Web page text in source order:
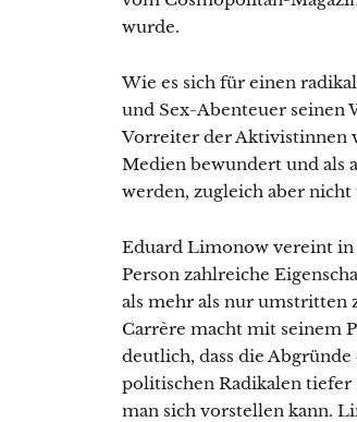
wurde.
Wie es sich für einen
und Sex-Abenteuer seinen
Vorreiter der Aktivistinnen
Medien bewundert und als
werden, zugleich aber
Eduard Limonow vereint in
Person zahlreiche
als mehr als nur umstritten
Carrère macht mit seinem
deutlich, dass die Abgründe
politischen Radikalen tiefer
man sich vorstellen kann.